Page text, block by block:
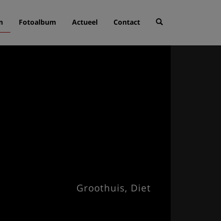
Fotoalbum Actueel Contact
Groothuis, Diet